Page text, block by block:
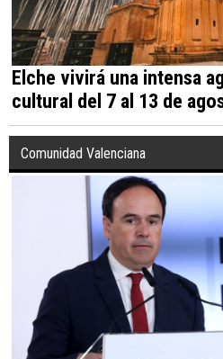
Elche vivirá una intensa
cultural del 7 al 13 de
Comunidad Valenciana